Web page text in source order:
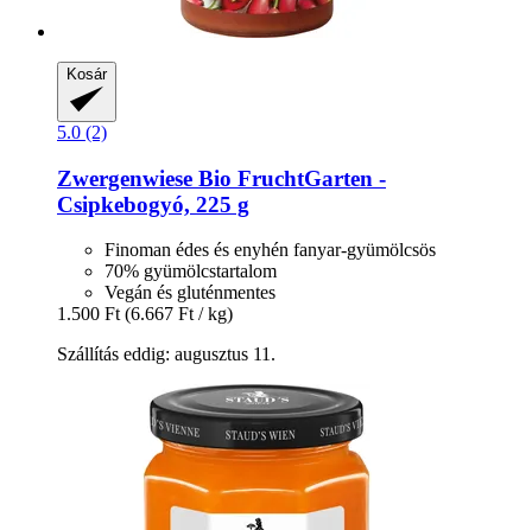
Kosár
5.0 (2)
Zwergenwiese Bio FruchtGarten -​
Csipkebogyó, 225 g
Finoman édes és enyhén fanyar-gyümölcsös
70% gyümölcstartalom
Vegán és gluténmentes
1.500 Ft (6.667 Ft / kg)
Szállítás eddig: augusztus 11.